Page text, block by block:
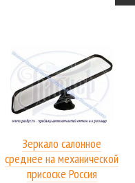
Зеркало салонное
среднее на механической
присоске Россия